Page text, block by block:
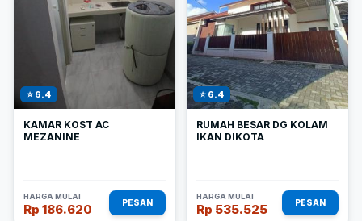
⭐ 6.4
KAMAR KOST AC
MEZANINE
HARGA MULAI
Rp 186.620 PESAN
⭐ 6.4
RUMAH BESAR DG KOLAM
IKAN DIKOTA
HARGA MULAI
Rp 535.525 PESAN